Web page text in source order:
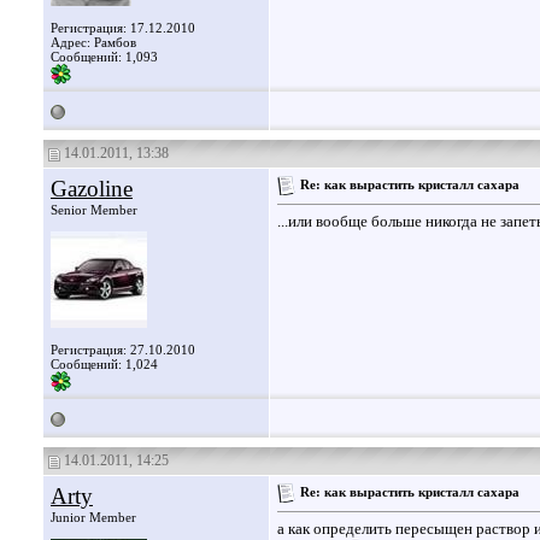
Регистрация: 17.12.2010
Адрес: Рамбов
Сообщений: 1,093
14.01.2011, 13:38
Gazoline
Senior Member
Регистрация: 27.10.2010
Сообщений: 1,024
Re: как вырастить кристалл сахара
...или вообще больше никогда не
14.01.2011, 14:25
Arty
Junior Member
Re: как вырастить кристалл сахара
а как определить пересыщен раствор